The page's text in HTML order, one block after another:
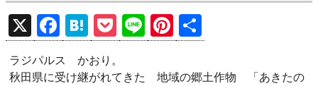
X
F
a
ce
H
at
e
P
o
ck
Li
n
Pi
nt
er
有
ラジパルス かおり。
秋田県に受け継がれてきた 地域の郷土作物 「あきたの